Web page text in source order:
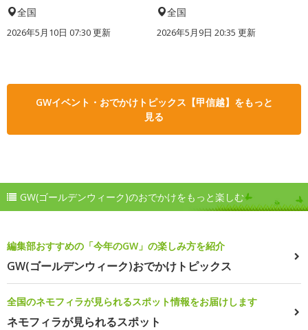
全国
2026年5月10日 07:30 更新
全国
2026年5月9日 20:35 更新
GWイベント・おでかけトピックス【甲信越】をもっと
見る
GW(ゴールデンウィーク)のおでかけをもっと楽しむ
編集部おすすめの「今年のGW」の楽しみ方を紹介
GW(ゴールデンウィーク)おでかけトピックス
全国のネモフィラが見られるスポット情報をお届けします
ネモフィラが見られるスポット